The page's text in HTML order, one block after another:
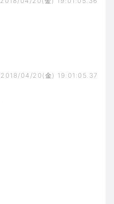
2018/04/20(金) 19:01:05.37